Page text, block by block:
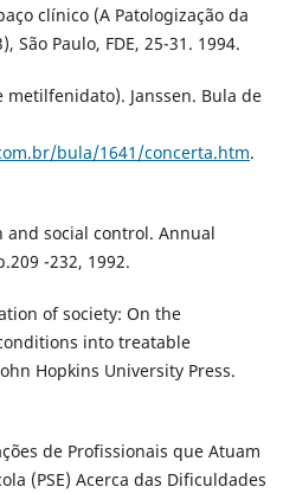
clínico (A Patologização da
São Paulo, FDE, 25-31. 1994.
metilfenidato). Janssen. Bula de
bula/1641/concerta.htm.
and social control. Annual
-232, 1992.
of society: On the
into treatable
Hopkins University Press.
de Profissionais que Atuam
(PSE) Acerca das Dificuldades